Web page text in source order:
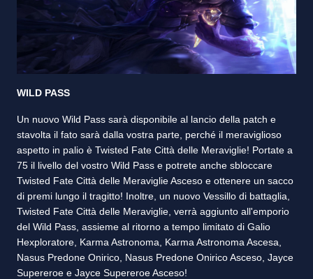
WILD PASS
Un nuovo Wild Pass sarà disponibile al lancio della patch e
stavolta il fato sarà dalla vostra parte, perché il meraviglioso
aspetto in palio è Twisted Fate Città delle Meraviglie! Portate a
75 il livello del vostro Wild Pass e potrete anche sbloccare
Twisted Fate Città delle Meraviglie Asceso e ottenere un sacco
di premi lungo il tragitto! Inoltre, un nuovo Vessillo di battaglia,
Twisted Fate Città delle Meraviglie, verrà aggiunto all'emporio
del Wild Pass, assieme al ritorno a tempo limitato di Galio
Hexploratore, Karma Astronoma, Karma Astronoma Ascesa,
Nasus Predone Onirico, Nasus Predone Onirico Asceso, Jayce
Supereroe e Jayce Supereroe Asceso!